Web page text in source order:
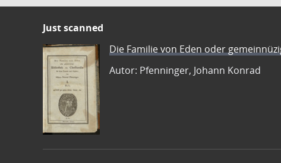
Just scanned
Die Familie von Eden oder
Autor: Pfenninger, Johann Konrad